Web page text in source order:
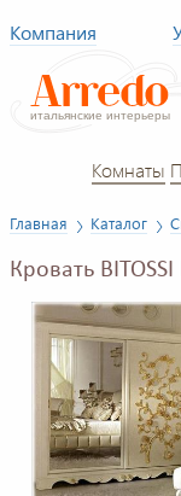
Компания
Комнаты
Главная Каталог
Кровать